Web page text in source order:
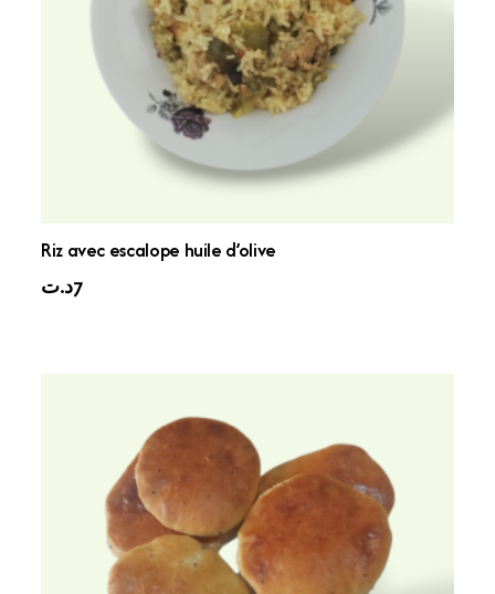
Riz avec escalope huile d’olive
7د.ت